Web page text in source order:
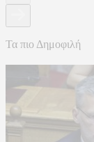
Τα πιο Δημοφιλή